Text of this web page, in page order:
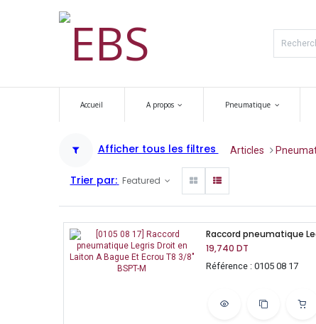
Accueil A propos Pneumatique
Afficher tous les filtres Articles
Trier par: Featured
19,740 DT
Référence : 0105 08 17